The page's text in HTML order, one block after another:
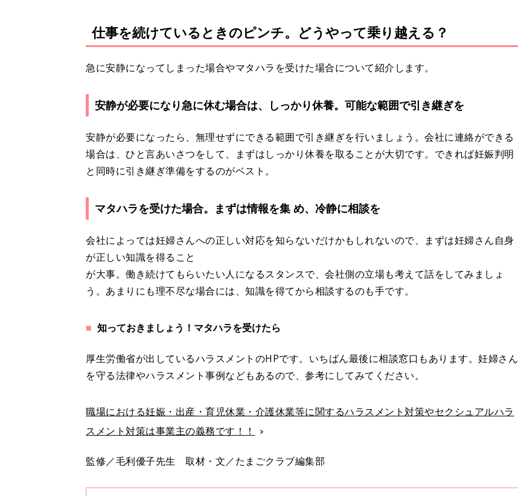
仕事を続けているときのピンチ。どうやって乗り越える？
急に安静になってしまった場合やマタハラを受けた場合について紹介します。
安静が必要になり急に休む場合は、しっかり休養。可能な範囲で引き継ぎを
安静が必要になったら、無理せずにできる範囲で引き継ぎを行いましょう。会社に連絡ができる
場合は、ひと言あいさつをして、まずはしっかり休養を取ることが大切です。できれば妊娠判明
と同時に引き継ぎ準備をするのがベスト。
マタハラを受けた場合。まずは情報を集 め、冷静に相談を
会社によっては妊婦さんへの正しい対応を知らないだけかもしれないので、まずは妊婦さん自身
が正しい知識を得ること
が大事。働き続けてもらいたい人になるスタンスで、会社側の立場も考えて話をしてみましょ
う。あまりにも理不尽な場合には、知識を得てから相談するのも手です。
知っておきましょう！マタハラを受けたら
厚生労働省が出しているハラスメントのHPです。いちばん最後に相談窓口もあります。妊婦さん
を守る法律やハラスメント事例などもあるので、参考にしてみてください。
職場における妊娠・出産・育児休業・介護休業等に関するハラスメント対策やセクシュアルハラ
スメント対策は事業主の義務です！！
監修／毛利優子先生 取材・文／たまごクラブ編集部